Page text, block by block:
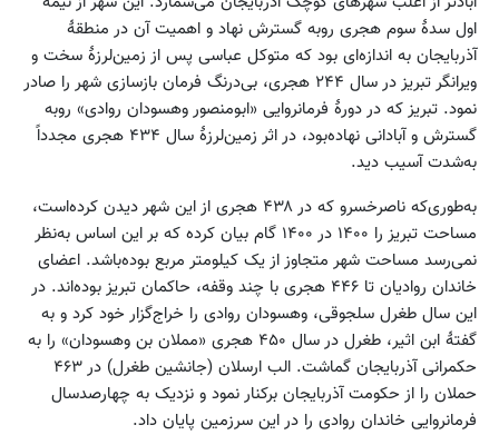
اول سدهٔ سوم هجری روبه گسترش نهاد و اهمیت آن در منطقهٔ
آذربایجان به اندازه‌ای بود که متوکل عباسی پس از زمین‌لرزهٔ سخت و
ویرانگر تبریز در سال ۲۴۴ هجری، بی‌درنگ فرمان بازسازی شهر را صادر
نمود. تبریز که در دورهٔ فرمانروایی «ابومنصور وهسودان روادی» روبه
گسترش و آبادانی نهاده‌بود، در اثر زمین‌لرزهٔ سال ۴۳۴ هجری مجدداً
به‌شدت آسیب دید.
به‌طوری‌که ناصرخسرو که در ۴۳۸ هجری از این شهر دیدن کرده‌است،
مساحت تبریز را ۱۴۰۰ در ۱۴۰۰ گام بیان کرده که بر این اساس به‌نظر
نمی‌رسد مساحت شهر متجاوز از یک کیلومتر مربع بوده‌باشد. اعضای
خاندان روادیان تا ۴۴۶ هجری با چند وقفه، حاکمان تبریز بوده‌اند. در
این سال طغرل سلجوقی، وهسودان روادی را خراج‌گزار خود کرد و به
گفتهٔ ابن اثیر، طغرل در سال ۴۵۰ هجری «مملان بن وهسودان» را به
حکمرانی آذربایجان گماشت. الب ارسلان (جانشین طغرل) در ۴۶۳
حملان را از حکومت آذربایجان برکنار نمود و نزدیک به چهارصدسال
فرمانروایی خاندان روادی را در این سرزمین پایان داد.